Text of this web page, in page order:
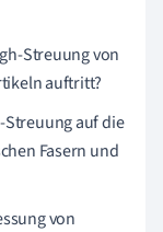
Streuung von
auftritt?
Streuung auf die
Fasern und
von